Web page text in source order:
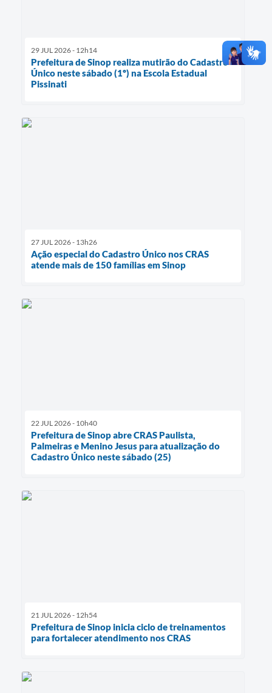
29 JUL 2026 - 12h14
Prefeitura de Sinop realiza mutirão do Cadastro
Único neste sábado (1º) na Escola Estadual
Pissinati
27 JUL 2026 - 13h26
Ação especial do Cadastro Único nos CRAS
atende mais de 150 famílias em Sinop
22 JUL 2026 - 10h40
Prefeitura de Sinop abre CRAS Paulista,
Palmeiras e Menino Jesus para atualização do
Cadastro Único neste sábado (25)
21 JUL 2026 - 12h54
Prefeitura de Sinop inicia ciclo de treinamentos
para fortalecer atendimento nos CRAS